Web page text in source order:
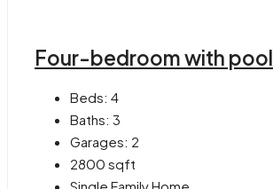
Four-bedroom with pool
Beds: 4
Baths: 3
Garages: 2
2800 sqft